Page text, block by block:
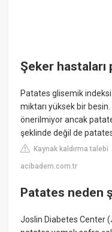
Şeker
Patates glisemik
miktarı yüksek bir
önerilmiyor ancak
şeklinde değil de
Kaynak kaldırma talebi
acibadem.com.tr
Patates neden
Joslin Diabetes Center